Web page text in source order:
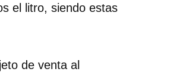
el litro, siendo estas
de venta al